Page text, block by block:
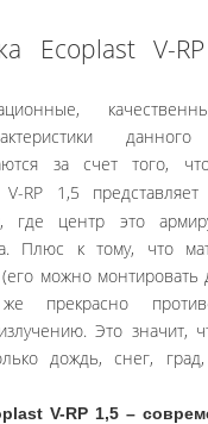
Ecoplast V-
за счет того,
RP 1,5 представляет
где центр это
Плюс к тому, что
можно монтировать
прекрасно
Это значит,
дождь, снег,
V-RP 1,5 –